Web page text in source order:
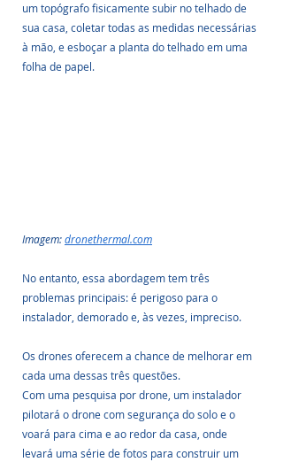
um topógrafo fisicamente subir no telhado de
sua casa, coletar todas as medidas necessárias
à mão, e esboçar a planta do telhado em uma
folha de papel.
Imagem: dronethermal.com
No entanto, essa abordagem tem três
problemas principais: é perigoso para o
instalador, demorado e, às vezes, impreciso.
Os drones oferecem a chance de melhorar em
cada uma dessas três questões.
Com uma pesquisa por drone, um instalador
pilotará o drone com segurança do solo e o
voará para cima e ao redor da casa, onde
levará uma série de fotos para construir um